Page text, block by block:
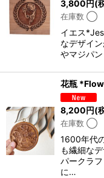
3,800 円(
在庫数 ◯
イエス
なデザイ
やマジパ
花瓶
8,200円(
在庫数 ◯
1600年代
も繊細な
パークラ
に…